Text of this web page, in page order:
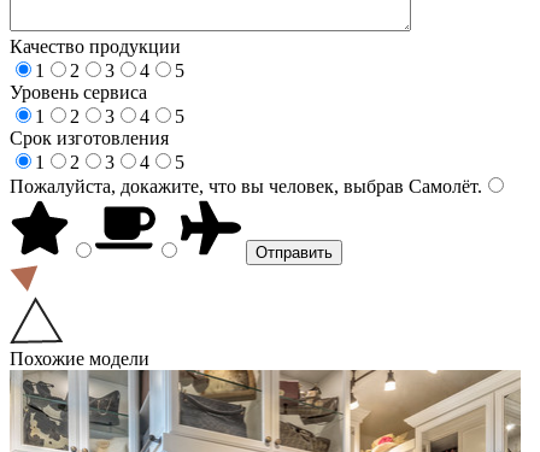
Качество продукции
1
2 3 4
5
Уровень сервиса
1
2 3 4
5
Срок изготовления
1
2 3 4
5
Пожалуйста, докажите, что вы человек, выбрав Самолёт.
Похожие модели